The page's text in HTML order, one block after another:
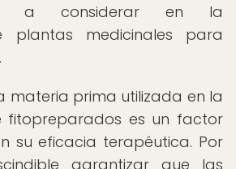
a considerar en la
plantas medicinales para
materia prima utilizada en la
fitopreparados es un factor
su eficacia terapéutica. Por
garantizar que las